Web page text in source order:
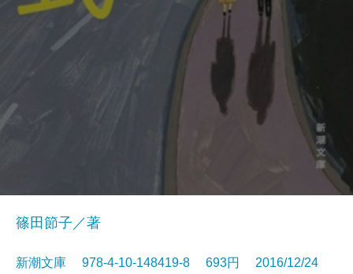
篠田節子／著
新潮文庫 978-4-10-148419-8 693円 2016/12/24